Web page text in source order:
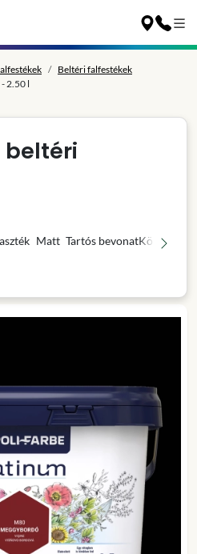
Beltéri falfestékek
2.50 l
beltéri
Matt Tartós bevonatKönnyű